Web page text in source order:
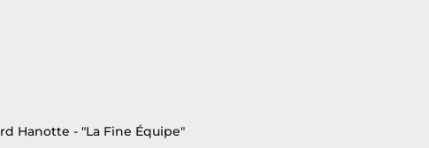
Hanotte - "La Fine Équipe"